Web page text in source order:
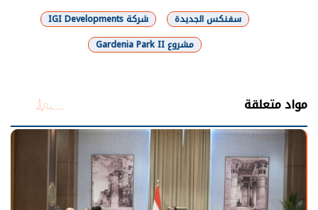
سفنكس الجديدة
شركة IGI Developments
مشروع Gardenia Park II
مواد متعلقة